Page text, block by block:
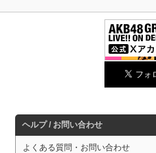
ヘルプ / お問い合わせ
よくある質問・お問い合わせ